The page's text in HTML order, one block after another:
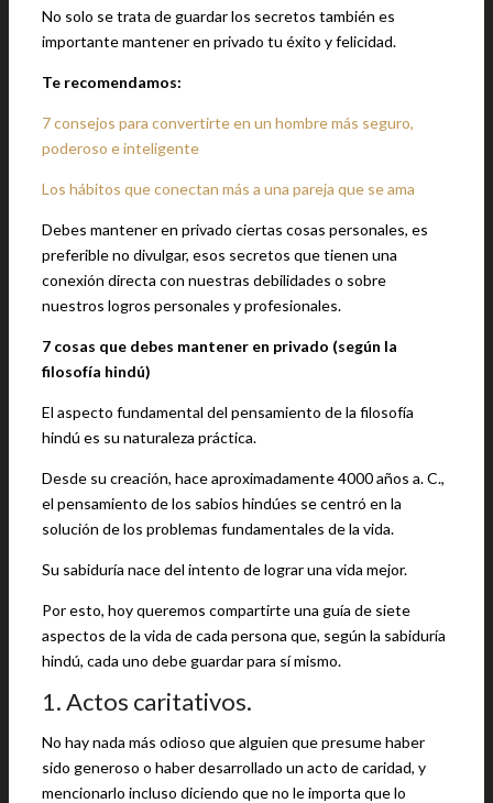
No solo se trata de guardar los secretos también es
importante mantener en privado tu éxito y felicidad.
Te recomendamos:
7 consejos para convertirte en un hombre más seguro,
poderoso e inteligente
Los hábitos que conectan más a una pareja que se ama
Debes mantener en privado ciertas cosas personales, es
preferible no divulgar, esos secretos que tienen una
conexión directa con nuestras debilidades o sobre
nuestros logros personales y profesionales.
7 cosas que debes mantener en privado (según la
filosofía hindú)
El aspecto fundamental del pensamiento de la filosofía
hindú es su naturaleza práctica.
Desde su creación, hace aproximadamente 4000 años a. C.,
el pensamiento de los sabios hindúes se centró en la
solución de los problemas fundamentales de la vida.
Su sabiduría nace del intento de lograr una vida mejor.
Por esto, hoy queremos compartirte una guía de siete
aspectos de la vida de cada persona que, según la sabiduría
hindú, cada uno debe guardar para sí mismo.
1. Actos caritativos.
No hay nada más odioso que alguien que presume haber
sido generoso o haber desarrollado un acto de caridad, y
mencionarlo incluso diciendo que no le importa que lo